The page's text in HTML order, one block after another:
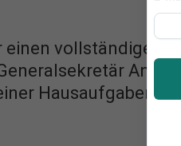
vollständigen
Angel
Hausaufgaben